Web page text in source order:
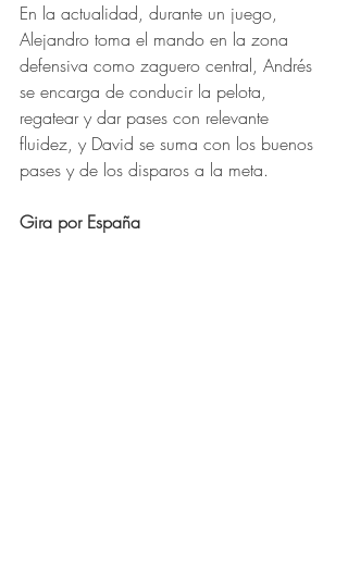
En la actualidad, durante un juego,
Alejandro toma el mando en la zona
defensiva como zaguero central, Andrés
se encarga de conducir la pelota,
regatear y dar pases con relevante
fluidez, y David se suma con los buenos
pases y de los disparos a la meta.
Gira por España